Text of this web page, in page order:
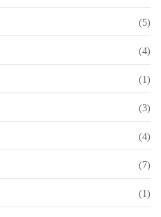
(5)
(4)
(1)
(3)
(4)
(7)
(1)